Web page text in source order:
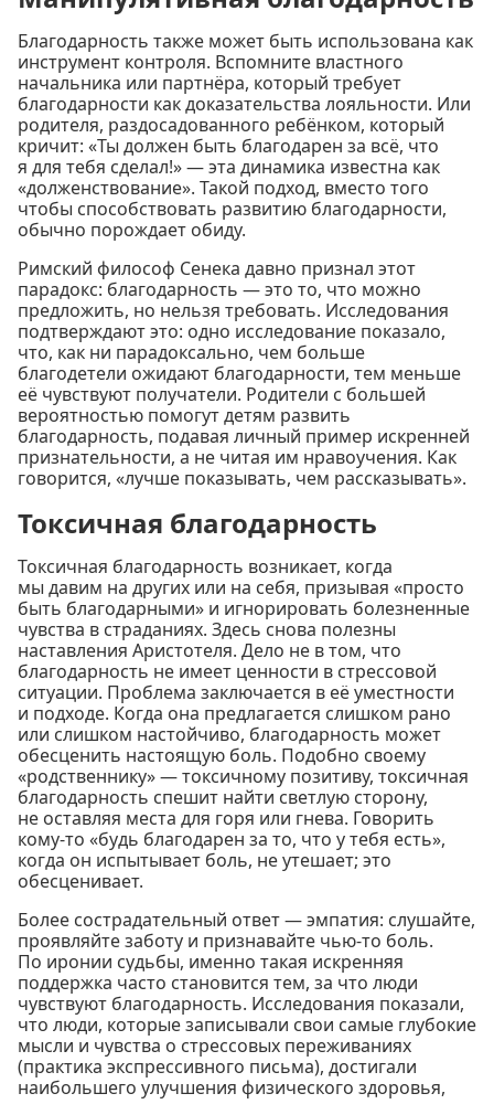
Благодарность также может быть использована как
инструмент контроля. Вспомните властного
начальника или партнёра, который требует
благодарности как доказательства лояльности. Или
родителя, раздосадованного ребёнком, который
кричит: «Ты должен быть благодарен за всё, что
я для тебя сделал!» — эта динамика известна как
«долженствование». Такой подход, вместо того
чтобы способствовать развитию благодарности,
обычно порождает обиду.
Римский философ Сенека давно признал этот
парадокс: благодарность — это то, что можно
предложить, но нельзя требовать. Исследования
подтверждают это: одно исследование показало,
что, как ни парадоксально, чем больше
благодетели ожидают благодарности, тем меньше
её чувствуют получатели. Родители с большей
вероятностью помогут детям развить
благодарность, подавая личный пример искренней
признательности, а не читая им нравоучения. Как
говорится, «лучше показывать, чем рассказывать».
Токсичная благодарность
Токсичная благодарность возникает, когда
мы давим на других или на себя, призывая «просто
быть благодарными» и игнорировать болезненные
чувства в страданиях. Здесь снова полезны
наставления Аристотеля. Дело не в том, что
благодарность не имеет ценности в стрессовой
ситуации. Проблема заключается в её уместности
и подходе. Когда она предлагается слишком рано
или слишком настойчиво, благодарность может
обесценить настоящую боль. Подобно своему
«родственнику» — токсичному позитиву, токсичная
благодарность спешит найти светлую сторону,
не оставляя места для горя или гнева. Говорить
кому-то «будь благодарен за то, что у тебя есть»,
когда он испытывает боль, не утешает; это
обесценивает.
Более сострадательный ответ — эмпатия: слушайте,
проявляйте заботу и признавайте чью-то боль.
По иронии судьбы, именно такая искренняя
поддержка часто становится тем, за что люди
чувствуют благодарность. Исследования показали,
что люди, которые записывали свои самые глубокие
мысли и чувства о стрессовых переживаниях
(практика экспрессивного письма), достигали
наибольшего улучшения физического здоровья,